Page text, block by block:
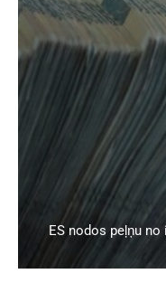
ES nodos peļņu